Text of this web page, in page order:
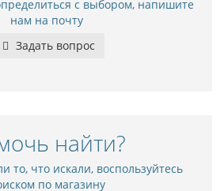
с выбором, напишите
нам на почту
Задать вопрос
найти?
то, что искали, воспользуйтесь
по магазину